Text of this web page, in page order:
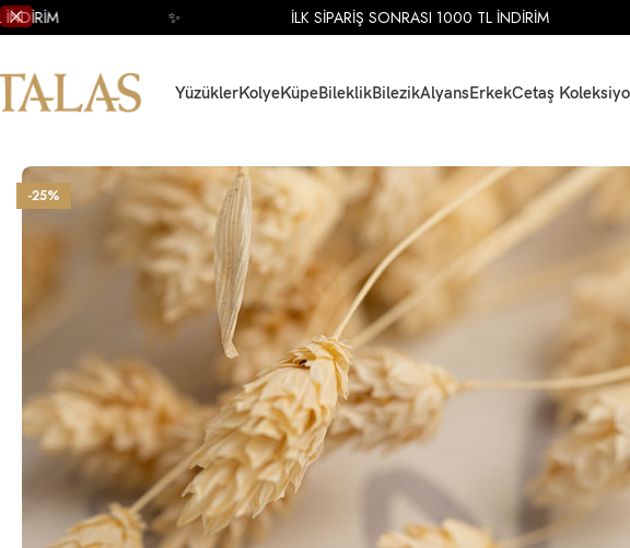
YüzüklerKolyeKüpeBileklikBilezikAlyansErkekCetaş
-25%
İLK SİPARİŞ SONRASI 1000 TL İNDİRİM